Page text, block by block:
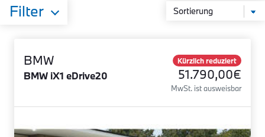
Filter
BMW
BMW iX1 eDrive20
Kürzlich reduziert
51.790,00€
MwSt. ist ausweisbar